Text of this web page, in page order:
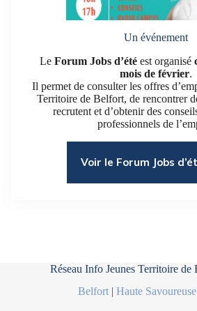
Un événement
Le Forum Jobs d’été est organisé
mois de février.
Il permet de consulter les offres
Territoire de Belfort, de rencontrer
recrutent et d’obtenir des
professionnels de
Voir le Forum Jobs
Réseau Info Jeunes Territoire de
Belfort |Haute Savoureuse